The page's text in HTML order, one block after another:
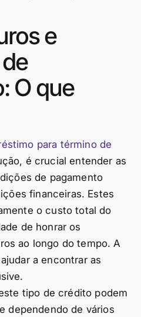
e
O que
para término de
é crucial entender as
de pagamento
financeiras. Estes
o custo total do
de honrar os
ao longo do tempo. A
a encontrar as
tipo de crédito podem
dependendo de vários